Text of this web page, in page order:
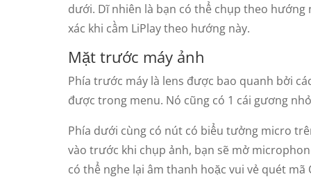
dưới. Dĩ nhiên là bạn có thể chụp theo
xác khi cầm LiPlay theo hướng này.
Mặt trước máy ảnh
Phía trước máy là lens được bao quanh bởi
được trong menu. Nó cũng có 1 cái gương
Phía dưới cùng có nút có biểu tưởng micro
vào trước khi chụp ảnh, bạn sẽ mở
có thể nghe lại âm thanh hoặc vui vẻ quét mã